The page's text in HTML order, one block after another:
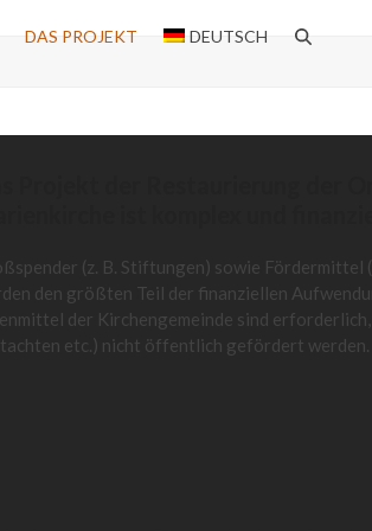
DAS PROJEKT DEUTSCH
(z. B. Stiftungen) sowie
den größten Teil der finanziellen
der Kirchengemeinde sind
etc.) nicht öffentlich gefördert werden.